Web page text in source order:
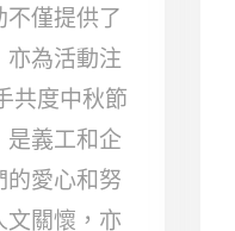
僅提供了
為活動注
共度中秋節
是義工和企
的愛心和努
文關懷，亦